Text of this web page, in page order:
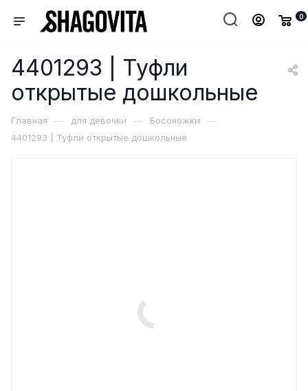
0
4401293 | Туфли
открытые дошкольные
Главная — для девочки — Босоножки —
4401293 | Туфли открытые дошкольные